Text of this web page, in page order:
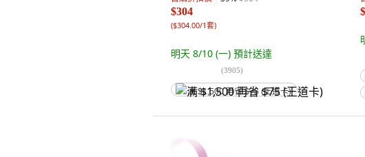
$304
($304.00/1套)
明天 8/10 (一) 預計送達
(3905)
满 $1,500 再省 $75 (王道卡)